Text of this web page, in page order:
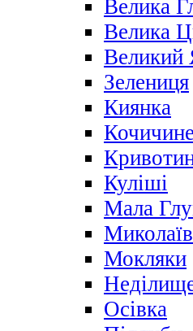
Велика
Велика
Великий
Зелениця
Киянка
Кочичине
Куліші
Мала
Мокляки
Осівка